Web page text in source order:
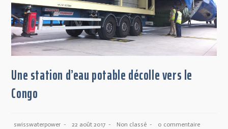
Une station d’eau potable décolle vers le
Congo
swisswaterpower 22 août 2017 Non classé 0 commentaire